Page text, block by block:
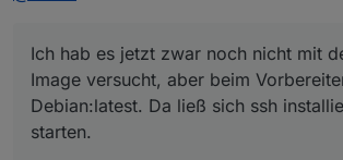
Ich hab es jetzt zwar noch nicht mit
Image versucht, aber beim
Debian:latest. Da ließ sich ssh
starten.